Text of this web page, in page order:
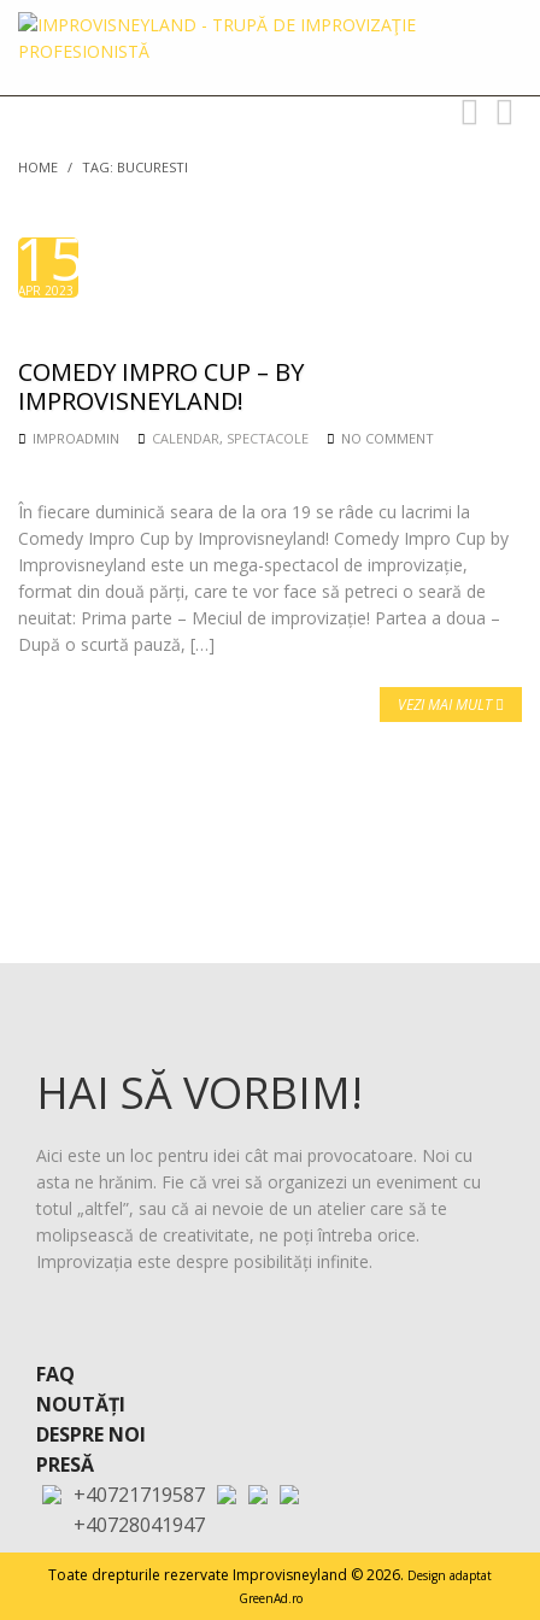
Toggle
navigation
HOME / TAG: BUCURESTI
15
APR 2023
COMEDY IMPRO CUP – BY
IMPROVISNEYLAND!
IMPROADMIN CALENDAR, SPECTACOLE NO COMMENT
În fiecare duminică seara de la ora 19 se râde cu lacrimi la
Comedy Impro Cup by Improvisneyland! Comedy Impro Cup by
Improvisneyland este un mega-spectacol de improvizație,
format din două părți, care te vor face să petreci o seară de
neuitat: Prima parte – Meciul de improvizație! Partea a doua –
După o scurtă pauză, […]
VEZI MAI MULT
HAI SĂ VORBIM!
Aici este un loc pentru idei cât mai provocatoare. Noi cu
asta ne hrănim. Fie că vrei să organizezi un eveniment cu
totul „altfel”, sau că ai nevoie de un atelier care să te
molipsească de creativitate, ne poți întreba orice.
Improvizația este despre posibilități infinite.
FAQ
NOUTĂȚI
DESPRE NOI
PRESĂ
+40721719587
+40728041947
Toate drepturile rezervate Improvisneyland © 2026. Design adaptat
GreenAd.ro